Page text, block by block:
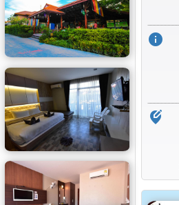
info
edit_location_alt